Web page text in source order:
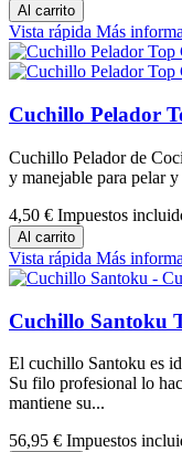
Al carrito
Vista rápida Más
Cuchillo Pelador
Cuchillo Pelador de
y manejable para pelar
4,50 € Impuestos
Al carrito
Vista rápida Más
Cuchillo Santoku
El cuchillo Santoku es
Su filo profesional lo
mantiene su...
56,95 € Impuestos